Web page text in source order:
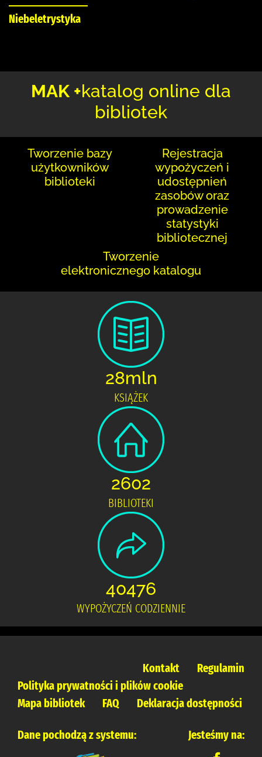
Niebeletrystyka
MAK +katalog online dla
bibliotek
Tworzenie bazy
użytkowników
biblioteki
Rejestracja
wypożyczeń i
udostępnień
zasobów oraz
prowadzenie
statystyki
bibliotecznej
Tworzenie
elektronicznego katalogu
28mln
KSIĄŻEK
2602
BIBLIOTEKI
40476
WYPOŻYCZEŃ CODZIENNIE
Kontakt
Regulamin
Polityka prywatności i plików cookie
Mapa bibliotek
FAQ Deklaracja dostępności
Dane pochodzą z systemu: Jesteśmy na: